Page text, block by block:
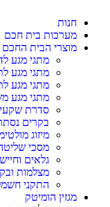
חנות
מערכות בית חכם
מוצרי הבית החכם
מתגי מגע
מתגי מגע
מתגי מגע
מתגי מגע
סדרת
בקרים
מיזוג
מסכי
גלאים
מצלמות
התקני
מגזין הומיטק